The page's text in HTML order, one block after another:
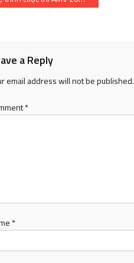
a Reply
email address will not be published.
*
*